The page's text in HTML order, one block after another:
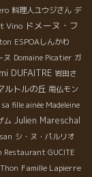
料理人ユウジさん デ
Vino ドメーヌ・フ
ESPOAしんかわ
ヌ Domaine Picatier ガ
DUFAITRE 岩田さ
ルトルの丘 南仏モン
sa fille ainée Madeleine
ム Julien Mareschal
シ・ヌ・パルリオ
GUCITE
Famille Lapierre